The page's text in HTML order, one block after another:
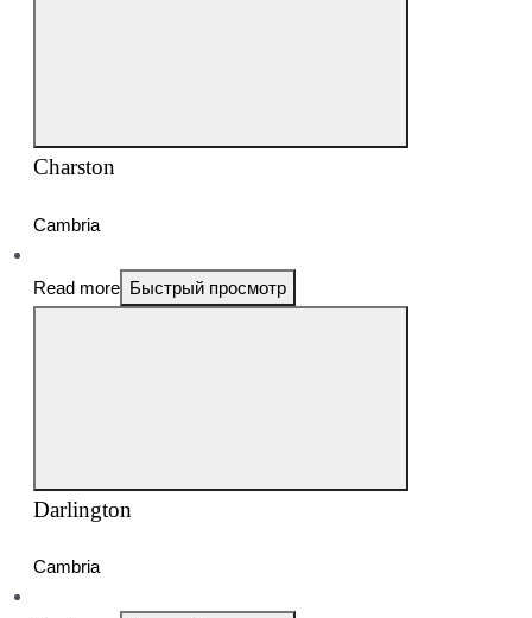
Charston
Cambria
Read more Быстрый просмотр
Darlington
Cambria